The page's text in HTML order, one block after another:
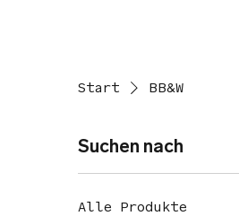
Start BB&W
Suchen nach
Alle Produkte